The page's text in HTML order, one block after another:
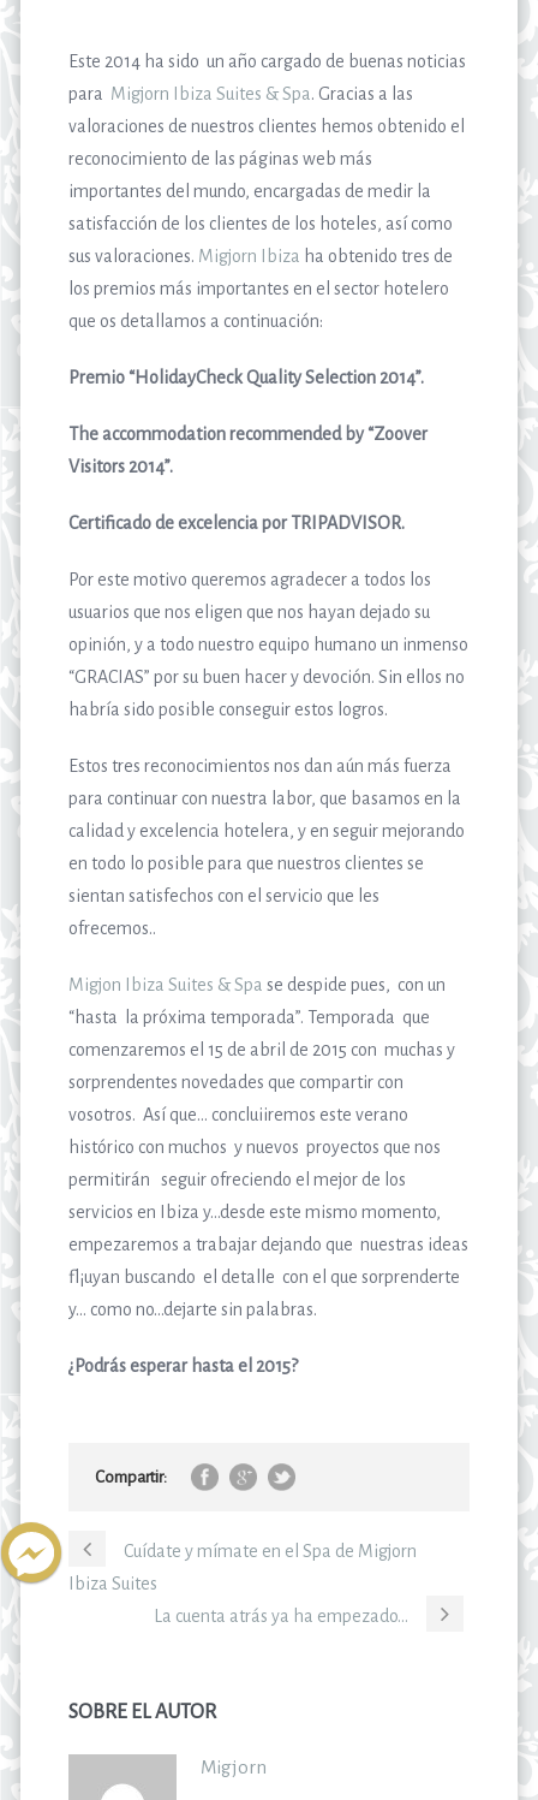
Este 2014 ha sido un año cargado de buenas noticias
para Migjorn Ibiza Suites & Spa. Gracias a las
valoraciones de nuestros clientes hemos obtenido el
reconocimiento de las páginas web más
importantes del mundo, encargadas de medir la
satisfacción de los clientes de los hoteles, así como
sus valoraciones. Migjorn Ibiza ha obtenido tres de
los premios más importantes en el sector hotelero
que os detallamos a continuación:
Premio “HolidayCheck Quality Selection 2014”.
The accommodation recommended by “Zoover
Visitors 2014”.
Certificado de excelencia por TRIPADVISOR.
Por este motivo queremos agradecer a todos los
usuarios que nos eligen que nos hayan dejado su
opinión, y a todo nuestro equipo humano un inmenso
“GRACIAS” por su buen hacer y devoción. Sin ellos no
habría sido posible conseguir estos logros.
Estos tres reconocimientos nos dan aún más fuerza
para continuar con nuestra labor, que basamos en la
calidad y excelencia hotelera, y en seguir mejorando
en todo lo posible para que nuestros clientes se
sientan satisfechos con el servicio que les
ofrecemos..
Migjon Ibiza Suites & Spa se despide pues, con un
“hasta la próxima temporada”. Temporada que
comenzaremos el 15 de abril de 2015 con muchas y
sorprendentes novedades que compartir con
vosotros. Así que… concluiiremos este verano
histórico con muchos y nuevos proyectos que nos
permitirán seguir ofreciendo el mejor de los
servicios en Ibiza y…desde este mismo momento,
empezaremos a trabajar dejando que nuestras ideas
fl¡uyan buscando el detalle con el que sorprenderte
y… como no…dejarte sin palabras.
¿Podrás esperar hasta el 2015?
Compartir:
Cuídate y mímate en el Spa de Migjorn
Ibiza Suites
La cuenta atrás ya ha empezado…
SOBRE EL AUTOR
Migjorn